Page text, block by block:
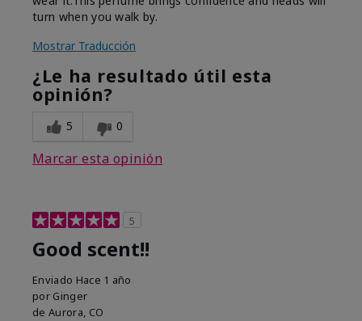
turn when you walk by.
Mostrar Traducción
¿Le ha resultado útil esta
opinión?
5 0
Marcar esta opinión
5
Good scent!!
Enviado Hace 1 año
por Ginger
de Aurora, CO